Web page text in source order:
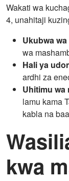
Wakati wa
4, unahitaji
Ukubwa
wa
Hali ya
ardhi za
Uhitimu wa
lamu kama
kabla na
kwa